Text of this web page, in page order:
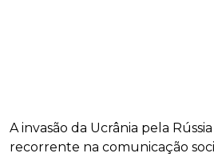
A invasão da Ucrânia pela
recorrente na comunicação